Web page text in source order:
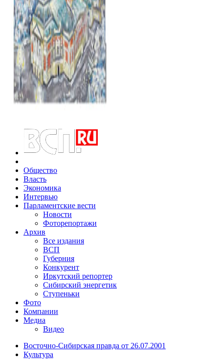
Общество
Власть
Экономика
Интервью
Парламентские вести
Новости
Фоторепортажи
Архив
Все издания
ВСП
Губерния
Конкурент
Иркутский репортер
Сибирский энергетик
Ступеньки
Фото
Компании
Медиа
Видео
Восточно-Сибирская правда от 26.07.2001
Культура